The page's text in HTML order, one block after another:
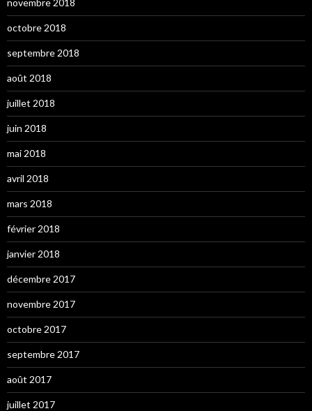
novembre 2018
octobre 2018
septembre 2018
août 2018
juillet 2018
juin 2018
mai 2018
avril 2018
mars 2018
février 2018
janvier 2018
décembre 2017
novembre 2017
octobre 2017
septembre 2017
août 2017
juillet 2017